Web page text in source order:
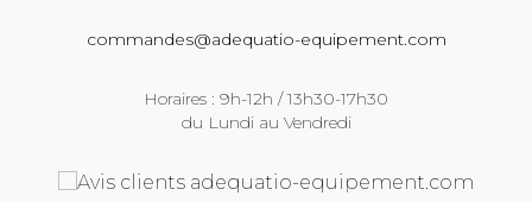
commandes@adequatio-equipement.com
Horaires : 9h-12h / 13h30-17h30
du Lundi au Vendredi